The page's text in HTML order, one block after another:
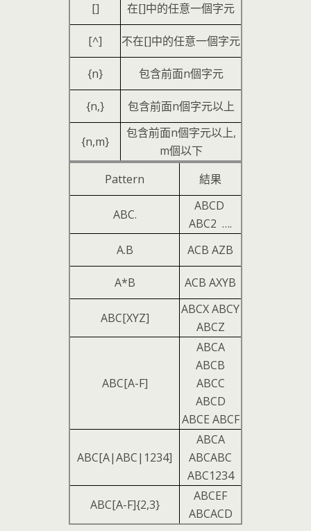
[] 在[]中的任意一個字元
[^] 不在[]中的任意一個字元
{n} 包含前面n個字元
{n,} 包含前面n個字元以上
{n,m}
包含前面n個字元以上,
m個以下
Pattern
結果
ABC.
ABCD
ABC2 ….
A.B
ACB AZB
A*B ACB AXYB
ABC[XYZ]
ABCX ABCY
ABCZ
ABC[A-F]
ABCA
ABCB
ABCC
ABCD
ABCE ABCF
ABC[A|ABC|1234]
ABCA
ABCABC
ABC1234
ABC[A-F]{2,3}
ABCEF
ABCACD